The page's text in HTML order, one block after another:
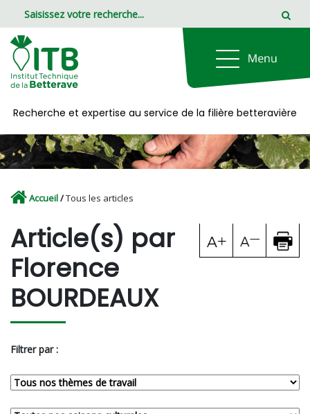
Recherche et expertise au service de la filière betteravière
Accueil/Tous les articles
Article(s) par
Florence
BOURDEAUX
Filtrer par :
Panneau de gestion des cookies